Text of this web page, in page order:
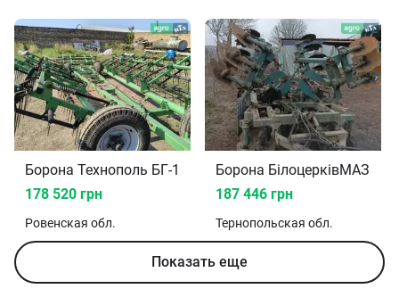
Борона Технополь БГ-14 2020
178 520 грн
Ровенская обл.
Борона БілоцерківМАЗ
187 446 грн
Тернопольская обл.
Показать еще